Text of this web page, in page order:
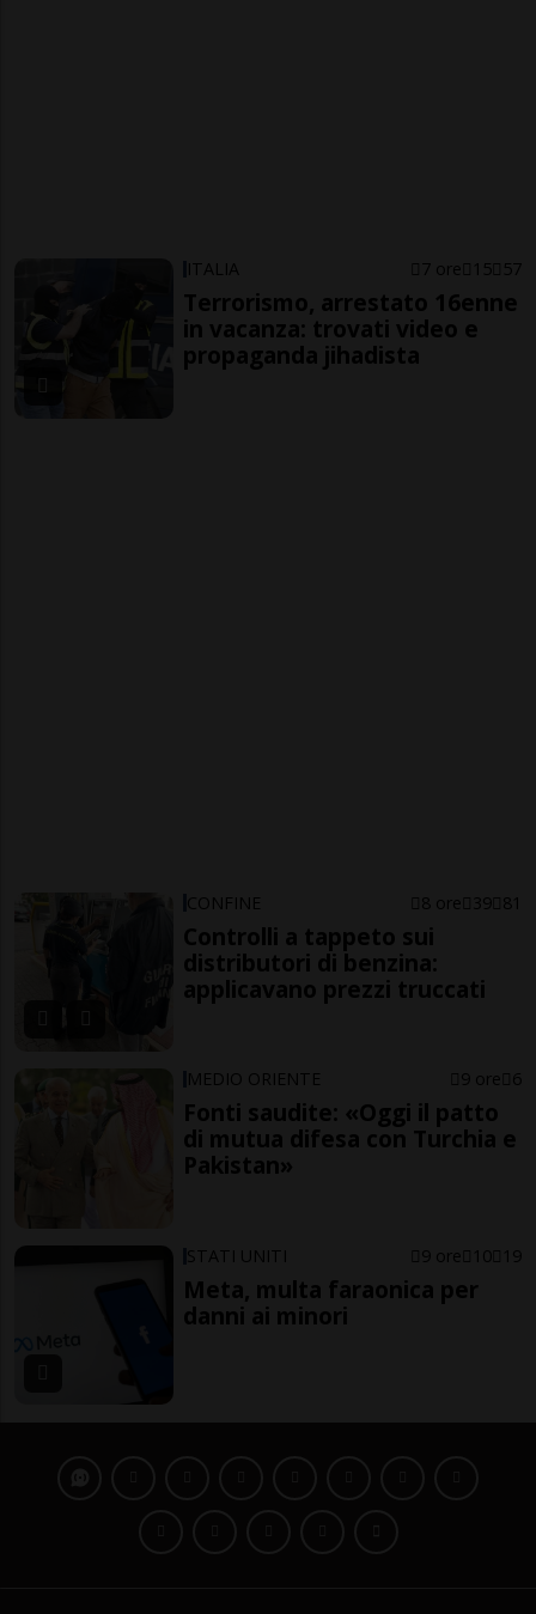
ITALIA 7 ore 15 57
Terrorismo, arrestato 16enne
in vacanza: trovati video e
propaganda jihadista
CONFINE 8 ore 39 81
Controlli a tappeto sui
distributori di benzina:
applicavano prezzi truccati
MEDIO ORIENTE 9 ore 6
Fonti saudite: «Oggi il patto
di mutua difesa con Turchia e
Pakistan»
STATI UNITI 9 ore 10 19
Meta, multa faraonica per
danni ai minori